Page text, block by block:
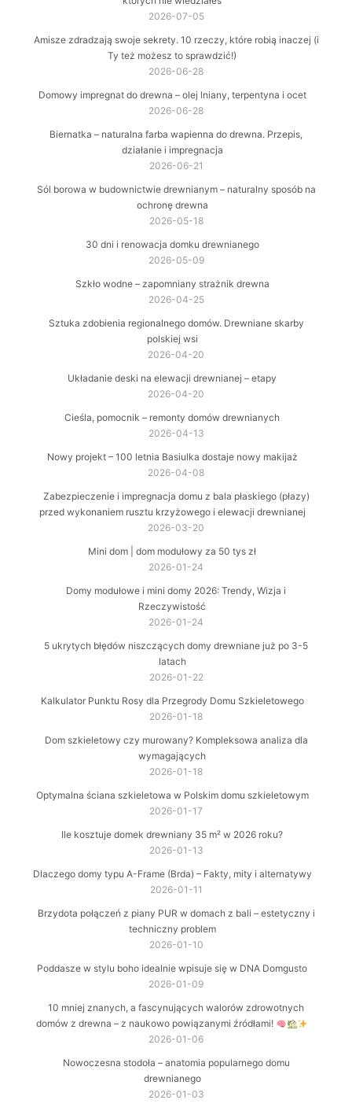
2026-07-05
Amisze zdradzają swoje sekrety. 10 rzeczy, które robią inaczej (i
Ty też możesz to sprawdzić!)
2026-06-28
Domowy impregnat do drewna – olej lniany, terpentyna i ocet
2026-06-28
Biernatka – naturalna farba wapienna do drewna. Przepis,
działanie i impregnacja
2026-06-21
Sól borowa w budownictwie drewnianym – naturalny sposób na
ochronę drewna
2026-05-18
30 dni i renowacja domku drewnianego
2026-05-09
Szkło wodne – zapomniany strażnik drewna
2026-04-25
Sztuka zdobienia regionalnego domów. Drewniane skarby
polskiej wsi
2026-04-20
Układanie deski na elewacji drewnianej – etapy
2026-04-20
Cieśla, pomocnik – remonty domów drewnianych
2026-04-13
Nowy projekt – 100 letnia Basiulka dostaje nowy makijaż
2026-04-08
Zabezpieczenie i impregnacja domu z bala płaskiego (płazy)
przed wykonaniem rusztu krzyżowego i elewacji drewnianej
2026-03-20
Mini dom | dom modułowy za 50 tys zł
2026-01-24
Domy modułowe i mini domy 2026: Trendy, Wizja i
Rzeczywistość
2026-01-24
5 ukrytych błędów niszczących domy drewniane już po 3-5
latach
2026-01-22
Kalkulator Punktu Rosy dla Przegrody Domu Szkieletowego
2026-01-18
Dom szkieletowy czy murowany? Kompleksowa analiza dla
wymagających
2026-01-18
Optymalna ściana szkieletowa w Polskim domu szkieletowym
2026-01-17
Ile kosztuje domek drewniany 35 m² w 2026 roku?
2026-01-13
Dlaczego domy typu A-Frame (Brda) – Fakty, mity i alternatywy
2026-01-11
Brzydota połączeń z piany PUR w domach z bali – estetyczny i
techniczny problem
2026-01-10
Poddasze w stylu boho idealnie wpisuje się w DNA Domgusto
2026-01-09
10 mniej znanych, a fascynujących walorów zdrowotnych
domów z drewna – z naukowo powiązanymi źródłami!
2026-01-06
Nowoczesna stodoła – anatomia popularnego domu
drewnianego
2026-01-03